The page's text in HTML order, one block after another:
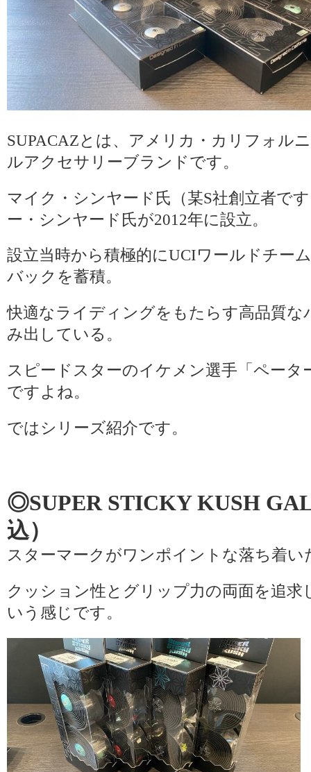
SUPACAZとは、アメリカ・カリフォル
ルアクセサリーブランドです。
マイク・シンヤード氏（某S社創立者で
ー・シンヤード氏が2012年に設立。
設立当時から積極的にUCIワールドチー
バックを蓄積。
快適なライディングをもたらす高品質
み出している。
スピードスターのイケメン選手「ペータ
ですよね。
ではシリーズ紹介です。
◎SUPER STICKY KUSH
込）
スターマークがワンポイントな落ち着い
クッション性とグリップ力の両面を追
いう感じです。